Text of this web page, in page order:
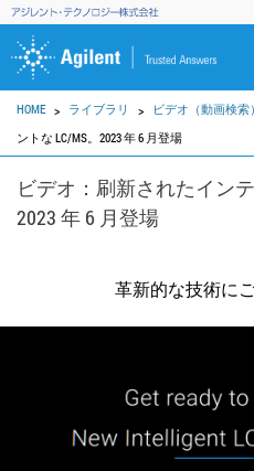
HOME ライブラリ ビデオ（動画検索）
ントな LC/MS。2023 年 6 月登場
ビデオ：刷新されたインテ
2023 年 6 月登場
革新的な技術に